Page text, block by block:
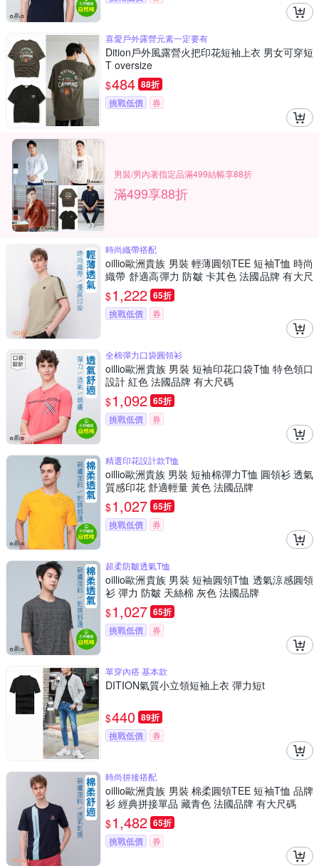
喜愛戶外露營元素一定要有
Dition戶外風露營火把印花短袖上衣 男女可穿短
T oversize
$484 88折
挑戰低價 券
男裝/男內著指定品滿499結帳享88折
滿499享88折
時尚織帶搭配
oillio歐洲貴族 男裝 輕薄圓領TEE 短袖T恤 時尚
織帶 舒適高彈力 防皺 卡其色 法國品牌 有大尺
碼
$1,222 65折
挑戰低價 券
全棉彈力口袋圓領衫
oillio歐洲貴族 男裝 短袖印花口袋T恤 特色領口
設計 紅色 法國品牌 有大尺碼
$1,092 65折
挑戰低價 券
精選印花設計款T恤
oillio歐洲貴族 男裝 短袖棉彈力T恤 圓領衫 透氣
質感印花 舒適輕量 黃色 法國品牌
$1,027 65折
挑戰低價 券
超柔防皺透氣T恤
oillio歐洲貴族 男裝 短袖圓領T恤 透氣涼感圓領
衫 彈力 防皺 天絲棉 灰色 法國品牌
$1,027 65折
挑戰低價 券
單穿內搭 基本款
DITION氣質小立領短袖上衣 彈力短t
$440 89折
挑戰低價 券
時尚拼接搭配
oillio歐洲貴族 男裝 棉柔圓領TEE 短袖T恤 品牌
衫 經典拼接單品 藏青色 法國品牌 有大尺碼
$1,482 65折
挑戰低價 券